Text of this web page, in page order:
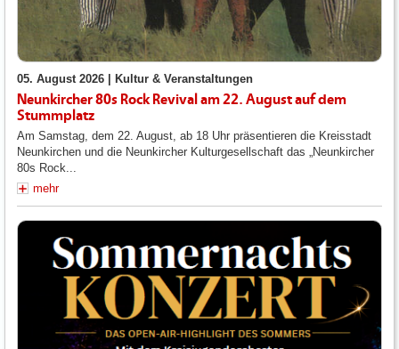
05. August 2026 | Kultur & Veranstaltungen
Neunkircher 80s Rock Revival am 22. August auf dem
Stummplatz
Am Samstag, dem 22. August, ab 18 Uhr präsentieren die Kreisstadt
Neunkirchen und die Neunkircher Kulturgesellschaft das „Neunkircher
80s Rock...
mehr